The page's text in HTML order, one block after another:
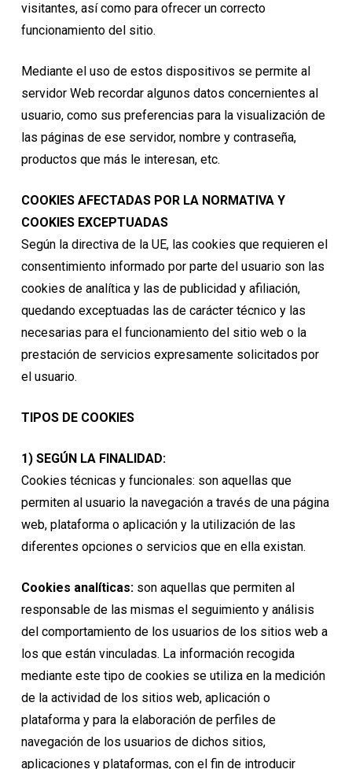
visitantes, así como para ofrecer un correcto
funcionamiento del sitio.
Mediante el uso de estos dispositivos se permite al
servidor Web recordar algunos datos concernientes al
usuario, como sus preferencias para la visualización de
las páginas de ese servidor, nombre y contraseña,
productos que más le interesan, etc.
COOKIES AFECTADAS POR LA NORMATIVA Y
COOKIES EXCEPTUADAS
Según la directiva de la UE, las cookies que requieren el
consentimiento informado por parte del usuario son las
cookies de analítica y las de publicidad y afiliación,
quedando exceptuadas las de carácter técnico y las
necesarias para el funcionamiento del sitio web o la
prestación de servicios expresamente solicitados por
el usuario.
TIPOS DE COOKIES
1) SEGÚN LA FINALIDAD:
Cookies técnicas y funcionales: son aquellas que
permiten al usuario la navegación a través de una página
web, plataforma o aplicación y la utilización de las
diferentes opciones o servicios que en ella existan.
Cookies analíticas:son aquellas que permiten al
responsable de las mismas el seguimiento y análisis
del comportamiento de los usuarios de los sitios web a
los que están vinculadas. La información recogida
mediante este tipo de cookies se utiliza en la medición
de la actividad de los sitios web, aplicación o
plataforma y para la elaboración de perfiles de
navegación de los usuarios de dichos sitios,
aplicaciones y plataformas, con el fin de introducir